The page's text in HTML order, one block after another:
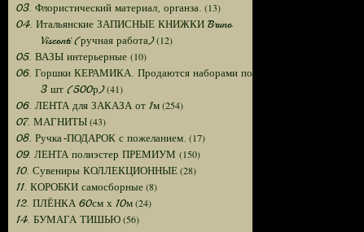
03. Флористический материал, органза. (13)
04. Итальянские ЗАПИСНЫЕ КНИЖКИ Bruno
Visconti (ручная работа)(12)
05. ВАЗЫ интерьерные (10)
06. Горшки КЕРАМИКА. Продаются наборами по
3 шт (500р)(41)
06. ЛЕНТА для ЗАКАЗА от 1м(254)
07. МАГНИТЫ(43)
08. Ручка-ПОДАРОК с пожеланием. (17)
09. ЛЕНТА полиэстер ПРЕМИУМ (150)
10. Сувениры КОЛЛЕКЦИОННЫЕ(28)
11. КОРОБКИ самосборные(8)
12. ПЛЁНКА 60см х 10м(24)
14. БУМАГА ТИШЬЮ(56)